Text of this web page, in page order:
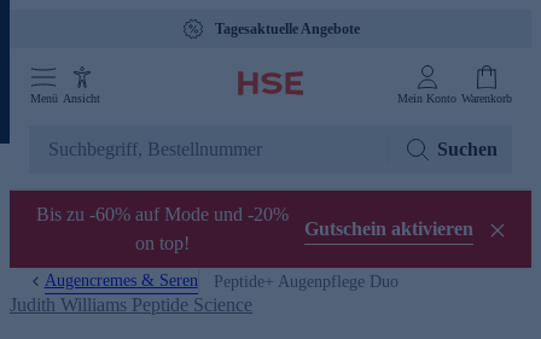
Tagesaktuelle Angebote
Menü Ansicht Mein Konto Warenkorb
Suchen
Bis zu -60% auf Mode und -20%
on top!
Gutschein aktivieren
Augencremes & Seren Peptide+ Augenpflege Duo
Judith Williams Peptide Science